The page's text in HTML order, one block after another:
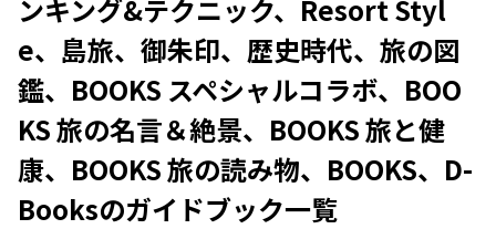
ンキング&テクニック、Resort Styl
e、島旅、御朱印、歴史時代、旅の図
鑑、BOOKS スペシャルコラボ、BOO
KS 旅の名言＆絶景、BOOKS 旅と健
康、BOOKS 旅の読み物、BOOKS、D-
Booksのガイドブック一覧